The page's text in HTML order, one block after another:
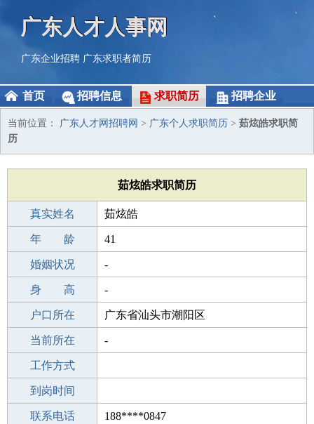
广东人才人事网
广东企业招聘 广东求职者简历
首页 招聘信息 求职简历 招聘企业
当前位置： 广东人才网招聘网 > 广东个人求职简历 > 茹炫皓求职简
历
茹炫皓求职简历
真实姓名 茹炫皓
性 别 男
年 龄 41
出生年月 1985-12-16
婚姻状况 -
学 历 本科
身 高 -
毕业学校 本科
户口所在 广东省汕头市潮阳区
所学专业 -
当前所在 -
工作经验
工作方式
驾 照
到岗时间
期望月薪
联系电话 188****0847